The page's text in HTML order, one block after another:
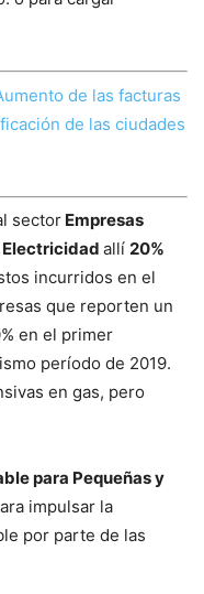
de las facturas
de las ciudades
sector Empresas
Electricidad allí 20%
incurridos en el
que reporten un
en el primer
período de 2019.
en gas, pero
para Pequeñas y
impulsar la
por parte de las